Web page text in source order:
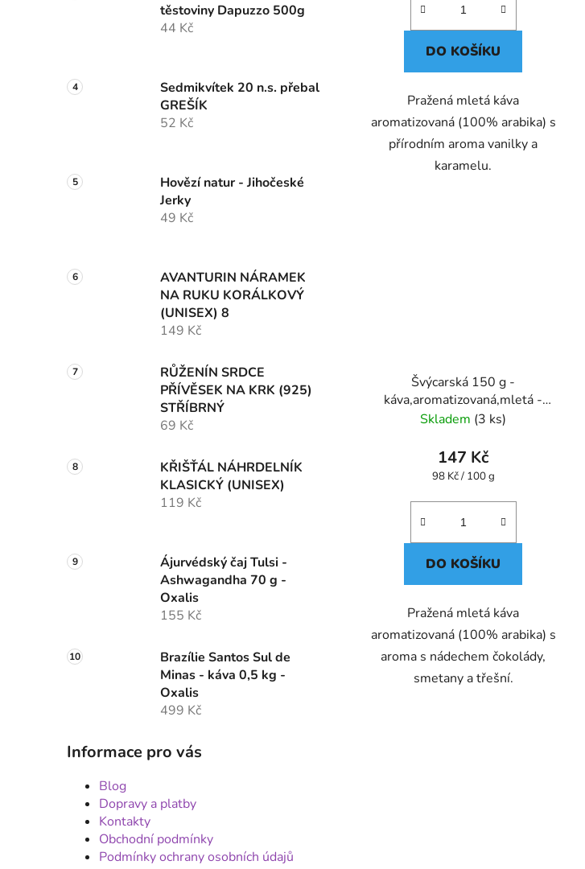
těstoviny Dapuzzo 500g
44 Kč
Sedmikvítek 20 n.s. přebal
GREŠÍK
52 Kč
Hovězí natur - Jihočeské
Jerky
49 Kč
AVANTURIN NÁRAMEK
NA RUKU KORÁLKOVÝ
(UNISEX) 8
149 Kč
RŮŽENÍN SRDCE
PŘÍVĚSEK NA KRK (925)
STŘÍBRNÝ
69 Kč
KŘIŠŤÁL NÁHRDELNÍK
KLASICKÝ (UNISEX)
119 Kč
Ájurvédský čaj Tulsi -
Ashwagandha 70 g -
Oxalis
155 Kč
Brazílie Santos Sul de
Minas - káva 0,5 kg -
Oxalis
499 Kč
Informace pro vás
Blog
Dopravy a platby
Kontakty
Obchodní podmínky
Podmínky ochrany osobních údajů
DO KOŠÍKU
Pražená mletá káva
aromatizovaná (100% arabika) s
přírodním aroma vanilky a
karamelu.
Švýcarská 150 g -
káva,aromatizovaná,mletá -
Oxalis
Skladem (3 ks)
147 Kč
Měrná
98 Kč / 100 g
DO KOŠÍKU
Pražená mletá káva
aromatizovaná (100% arabika) s
aroma s nádechem čokolády,
smetany a třešní.